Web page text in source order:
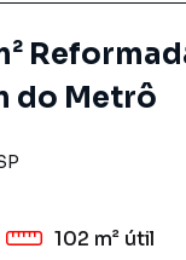
do Metrô
102 m² útil